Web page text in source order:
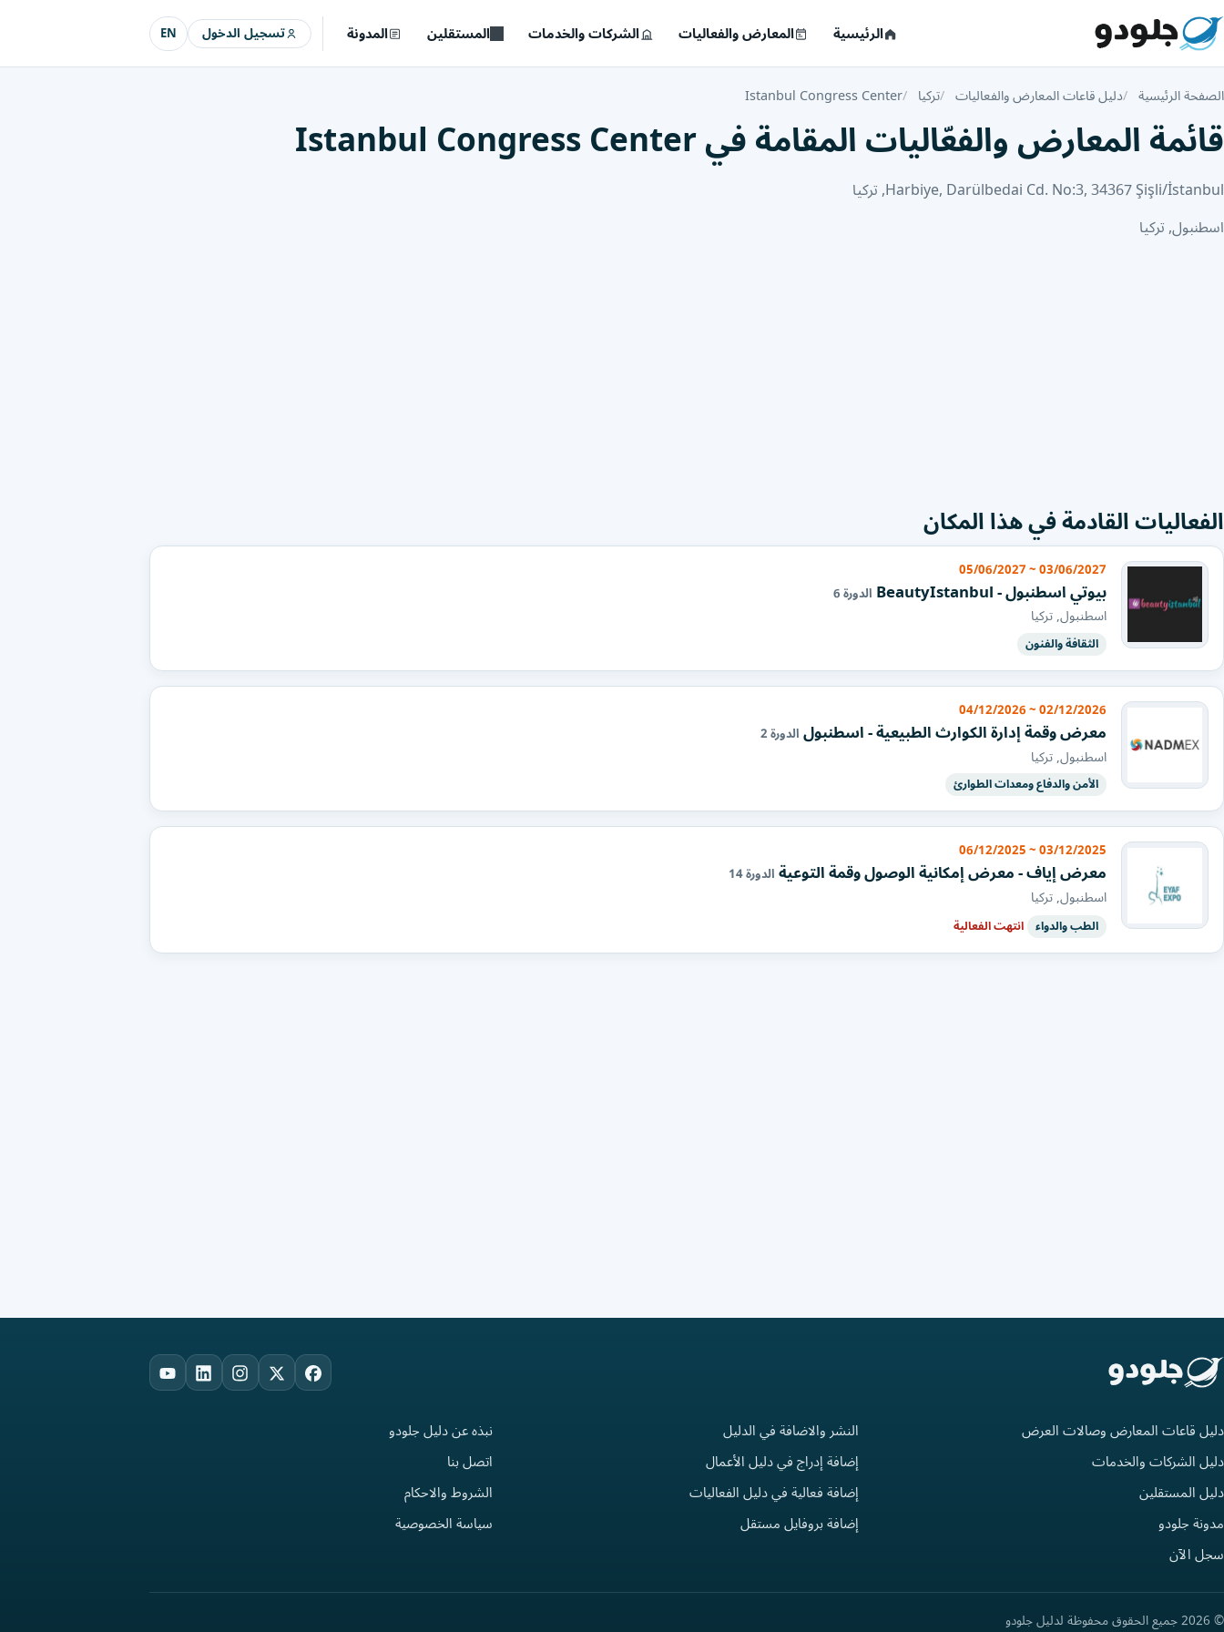
الرئيسية المعارض والفعاليات الشركات والخدمات المستقلين المدونة تسجيل الدخول EN
الصفحة الرئيسية دليل قاعات المعارض والفعاليات تركيا Istanbul Congress Center
قائمة المعارض والفعّاليات المقامة في Istanbul Congress Center
Harbiye, Darülbedai Cd. No:3, 34367 Şişli/İstanbul, تركيا
اسطنبول, تركيا
الفعاليات القادمة في هذا المكان
03/06/2027 ~ 05/06/2027
بيوتي اسطنبول - BeautyIstanbul الدورة 6
اسطنبول, تركيا
الثقافة والفنون
02/12/2026 ~ 04/12/2026
معرض وقمة إدارة الكوارث الطبيعية - اسطنبولالدورة 2
اسطنبول, تركيا
الأمن والدفاع ومعدات الطوارئ
03/12/2025 ~ 06/12/2025
معرض إياف - معرض إمكانية الوصول وقمة التوعيةالدورة 14
اسطنبول, تركيا
الطب والدواء انتهت الفعالية
Facebook
X
Instagram
LinkedIn
YouTube
دليل قاعات المعارض وصالات العرض
دليل الشركات والخدمات
دليل المستقلين
مدونة جلودو
سجل الآن
النشر والاضافة في الدليل
إضافة إدراج في دليل الأعمال
إضافة فعالية في دليل الفعاليات
إضافة بروفايل مستقل
نبذه عن دليل جلودو
اتصل بنا
الشروط والاحكام
سياسة الخصوصية
© 2026 جميع الحقوق محفوظة لدليل جلودو